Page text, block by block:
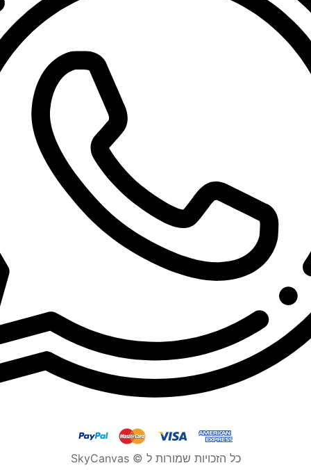
כל הזכויות שמורות ל © SkyCanvas